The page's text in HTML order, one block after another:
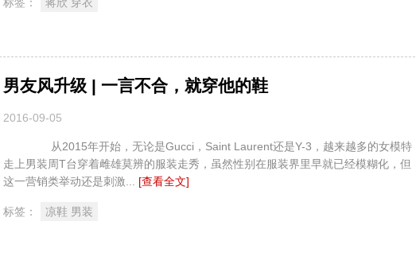
男友风升级 | 一言不合，就穿他的鞋
2016-09-05
从2015年开始，无论是Gucci，Saint Laurent还是Y-3，越来越多的女模特
走上男装周T台穿着雌雄莫辨的服装走秀，虽然性别在服装界里早就已经模糊化，但
这一营销类举动还是刺激... [查看全文]
标签： 凉鞋 男装